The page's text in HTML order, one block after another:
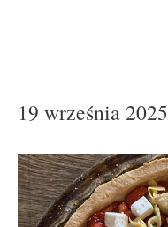
19 września 2025